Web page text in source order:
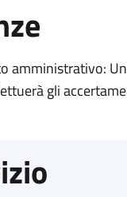
amministrativo:
gli